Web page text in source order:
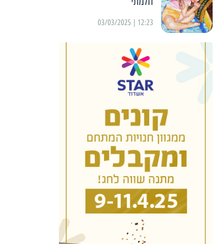
12:23 | 03/03/2025